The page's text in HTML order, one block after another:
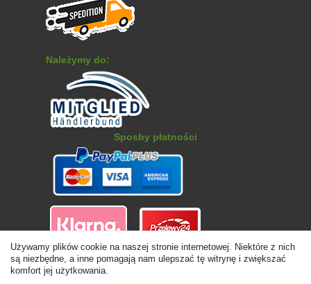
Należymy do:
Sposby płatności
© Copyright 2026 | Wszelkie prawa zastrzezone. - Ceny zawierają
Używamy plików cookie na naszej stronie internetowej. Niektóre z nich
są niezbędne, a inne pomagają nam ulepszać tę witrynę i zwiększać
komfort jej użytkowania.